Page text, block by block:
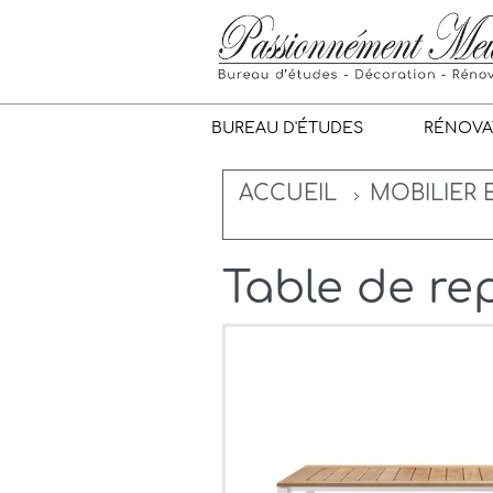
BUREAU D'ÉTUDES
ACCUEIL MOBILIER
Table de